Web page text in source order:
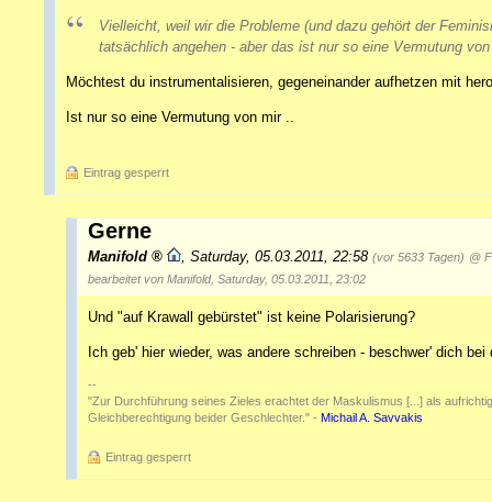
Vielleicht, weil wir die Probleme (und dazu gehört der
tatsächlich angehen - aber das ist nur so eine Vermutung
Möchtest du instrumentalisieren, gegeneinander aufhetzen mit
Ist nur so eine Vermutung von mir ..
Eintrag gesperrt
Gerne
Manifold , Saturday, 05.03.2011, 22:58 (vor 5633 Tagen) @
bearbeitet von Manifold, Saturday, 05.03.2011, 23:02
Und "auf Krawall gebürstet" ist keine Polarisierung?
Ich geb' hier wieder, was andere schreiben - beschwer' dich bei
--
"Zur Durchführung seines Zieles erachtet der Maskulismus [...] als
Gleichberechtigung beider Geschlechter." - Michail A. Savvakis
Eintrag gesperrt